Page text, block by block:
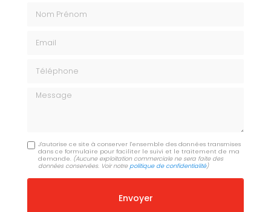
Message
J'autorise ce site à conserver l'ensemble des données transmises
dans ce formulaire pour faciliter le suivi et le traitement de ma
demande. (Aucune exploitation commerciale ne sera faite des
données conservées. Voir notrepolitique de confidentialité)